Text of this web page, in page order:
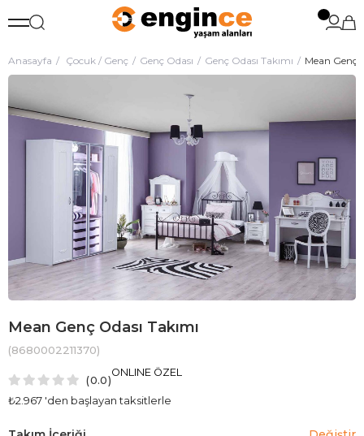
Anasayfa Çocuk / Genç Genç Odası Genç Odası Takımı Mean Genç
Mean Genç Odası Takımı
(8680002211370)
0.0
₺2.967 'den başlayan taksitlerle
ONLINE ÖZEL